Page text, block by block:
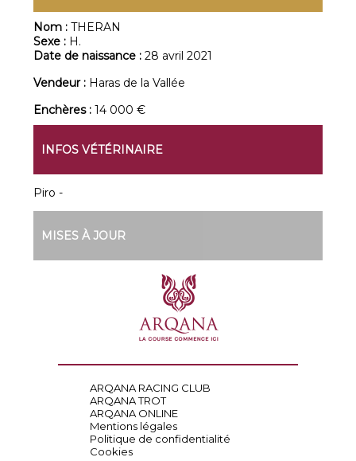
Nom :THERAN
Sexe : H.
Date de naissance :28 avril 2021
Vendeur : Haras de la Vallée
Enchères :14 000 €
INFOS VÉTÉRINAIRE
Piro -
MISES À JOUR
ARQANA RACING CLUB
ARQANA TROT
ARQANA ONLINE
Mentions légales
Politique de confidentialité
Cookies